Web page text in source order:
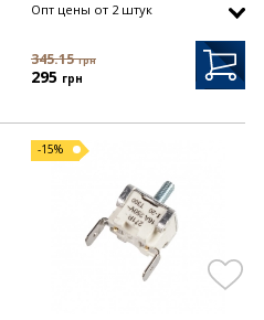
Опт цены от 2 штук
345.15 грн
295 грн
-15%